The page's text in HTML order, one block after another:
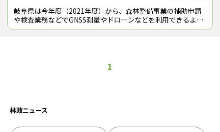
岐阜県は今年度（2021年度）から、森林整備事業の補助申請
や検査業務などでGNSS測量やドローンなどを利用できるよう
にした。これらのICT機器を活用することで、担当職員が現場
1
林政ニュース